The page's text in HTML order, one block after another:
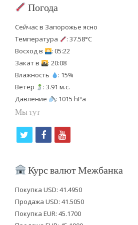
Погода
Сейчас в Запорожье ясно
Температура
: 37.58°C
Восход в
: 05:22
Закат в
: 20:08
Влажность
: 15%
Ветер
: 3.91 м.с.
Давление
: 1015 hPa
Мы тут
i
t
e
f
c
b
o
y
u
u
b
Курс валют Межбанка
Покупка USD: 41.4950
Продажа USD: 41.5050
Покупка EUR: 45.1700